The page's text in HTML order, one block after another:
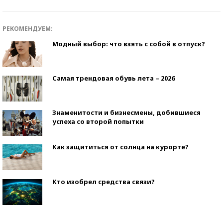
РЕКОМЕНДУЕМ:
Модный выбор: что взять с собой в отпуск?
Самая трендовая обувь лета – 2026
Знаменитости и бизнесмены, добившиеся
успеха со второй попытки
Как защититься от солнца на курорте?
Кто изобрел средства связи?